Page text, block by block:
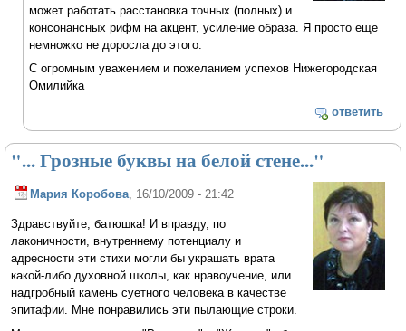
может работать расстановка точных (полных) и
консонансных рифм на акцент, усиление образа. Я просто еще
немножко не доросла до этого.
С огромным уважением и пожеланием успехов Нижегородская
Омилийка
ответить
"... Грозные буквы на белой стене..."
Мария Коробова, 16/10/2009 - 21:42
Здравствуйте, батюшка! И вправду, по
лаконичности, внутреннему потенциалу и
адресности эти стихи могли бы украшать врата
какой-либо духовной школы, как нравоучение, или
надгробный камень суетного человека в качестве
эпитафии. Мне понравились эти пылающие строки.